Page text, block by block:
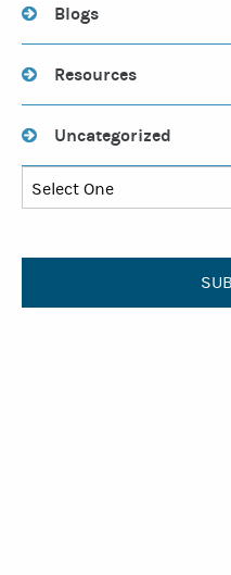
Blogs
Resources
Uncategorized